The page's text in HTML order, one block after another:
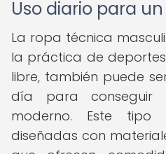
Uso diario para
La ropa técnica
la práctica de
libre, también puede
día para conseguir
moderno. Este
diseñadas con